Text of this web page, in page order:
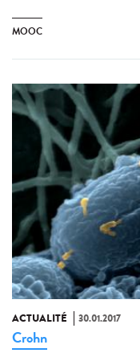
MOOC
ACTUALITÉ 30.01.2017
Crohn